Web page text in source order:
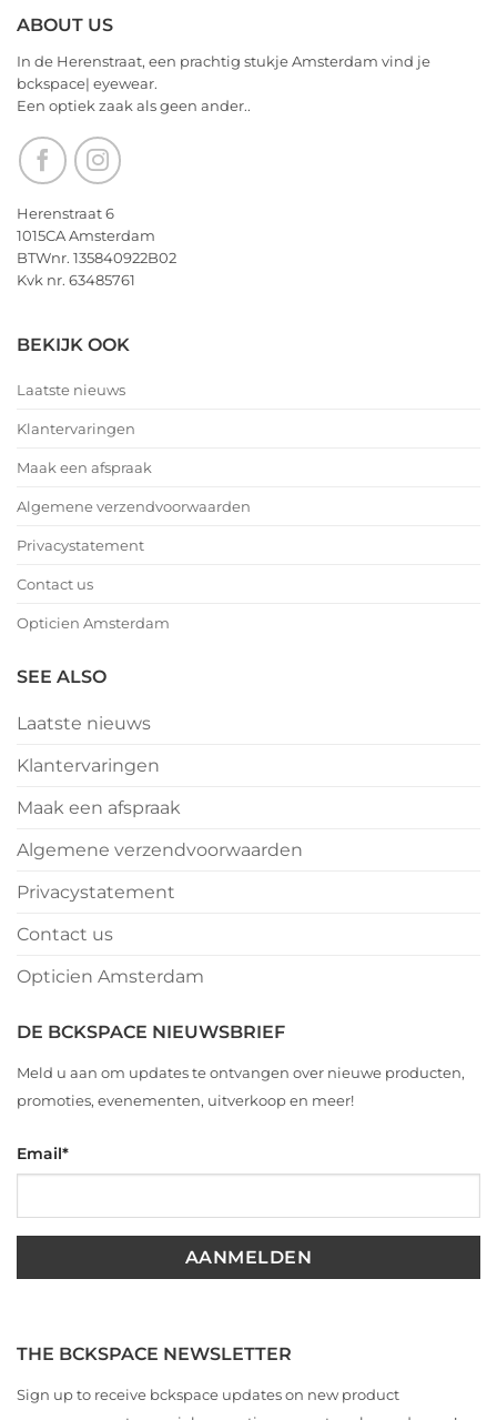
ABOUT US
In de Herenstraat, een prachtig stukje Amsterdam vind je
bckspace| eyewear.
Een optiek zaak als geen ander..
Herenstraat 6
1015CA Amsterdam
BTWnr. 135840922B02
Kvk nr. 63485761
BEKIJK OOK
Laatste nieuws
Klantervaringen
Maak een afspraak
Algemene verzendvoorwaarden
Privacystatement
Contact us
Opticien Amsterdam
SEE ALSO
Laatste nieuws
Klantervaringen
Maak een afspraak
Algemene verzendvoorwaarden
Privacystatement
Contact us
Opticien Amsterdam
DE BCKSPACE NIEUWSBRIEF
Meld u aan om updates te ontvangen over nieuwe producten,
promoties, evenementen, uitverkoop en meer!
Email*
THE BCKSPACE NEWSLETTER
Sign up to receive bckspace updates on new product